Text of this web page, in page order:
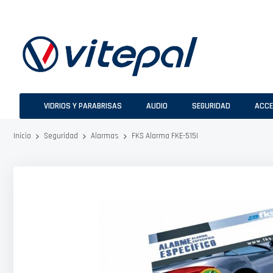
VIDRIOS Y PARABRISAS AUDIO SEGURIDAD
Inicio Seguridad Alarmas FKS Alarma FKE-515I